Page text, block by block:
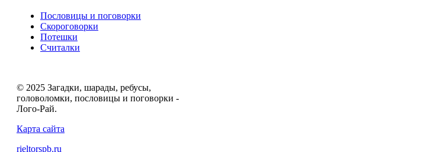
Пословицы и поговорки
Скороговорки
Потешки
Считалки
© 2025 Загадки, шарады, ребусы,
головоломки, пословицы и поговорки -
Лого-Рай.
Карта сайта
rieltorspb.ru